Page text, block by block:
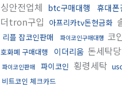
싱안전업체 btc구매대행 휴대폰
더tron구입
아프리카tv돈현금화
리플 잡코인판매 파이코인구매대행 코
호화폐 구매대행
이더리움 돈세탁
파이코인판매 파이코인 횡령세탁
비트코인 체크카드